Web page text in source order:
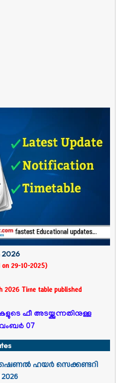
2026
on 29-10-2025)
2026 Time table published
ഫീ അടയ്ക്കുന്നതിനുള്ള
07
ഹയർ സെക്കണ്ടറി